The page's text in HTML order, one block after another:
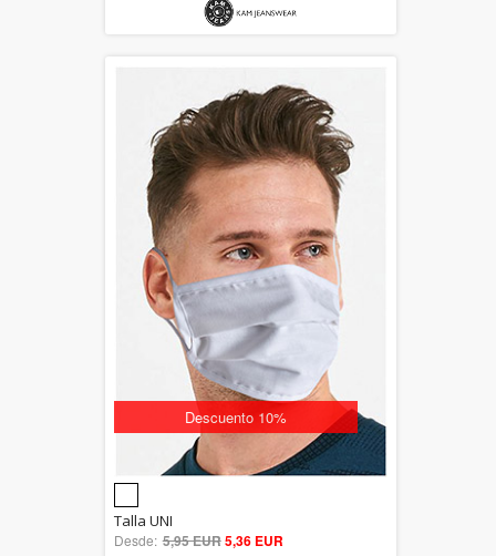
Descuento 10%
out of 5
Talla UNI
Desde: 5,95 EUR5,36 EUR